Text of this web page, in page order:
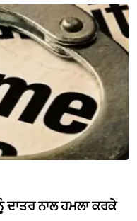
ਦਾਤਰ ਨਾਲ ਹਮਲਾ ਕਰਕੇ